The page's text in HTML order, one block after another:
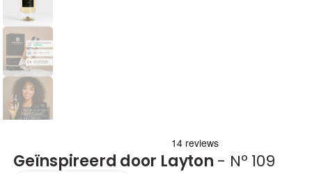
Geïnspireerd door Layton - Nº 109